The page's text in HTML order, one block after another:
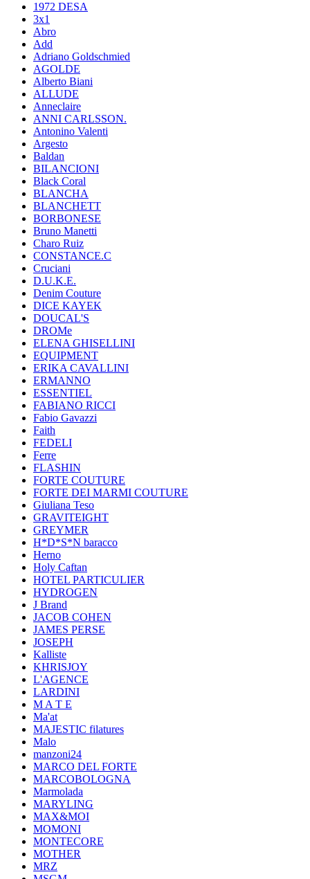
1972 DESA
3x1
Abro
Add
Adriano Goldschmied
AGOLDE
Alberto Biani
ALLUDE
Anneclaire
ANNI CARLSSON.
Antonino Valenti
Argesto
Baldan
BILANCIONI
Black Coral
BLANCHA
BLANCHETT
BORBONESE
Bruno Manetti
Charo Ruiz
CONSTANCE.C
Cruciani
D.U.K.E.
Denim Couture
DICE KAYEK
DOUCAL'S
DROMe
ELENA GHISELLINI
EQUIPMENT
ERIKA CAVALLINI
ERMANNO
ESSENTIEL
FABIANO RICCI
Fabio Gavazzi
Faith
FEDELI
Ferre
FLASHIN
FORTE COUTURE
FORTE DEI MARMI COUTURE
Giuliana Teso
GRAVITEIGHT
GREYMER
H*D*S*N baracco
Herno
Holy Caftan
HOTEL PARTICULIER
HYDROGEN
J Brand
JACOB COHEN
JAMES PERSE
JOSEPH
Kalliste
KHRISJOY
L'AGENCE
LARDINI
M A T E
Ma'at
MAJESTIC filatures
Malo
manzoni24
MARCO DEL FORTE
MARCOBOLOGNA
Marmolada
MARYLING
MAX&MOI
MOMONI
MONTECORE
MOTHER
MRZ